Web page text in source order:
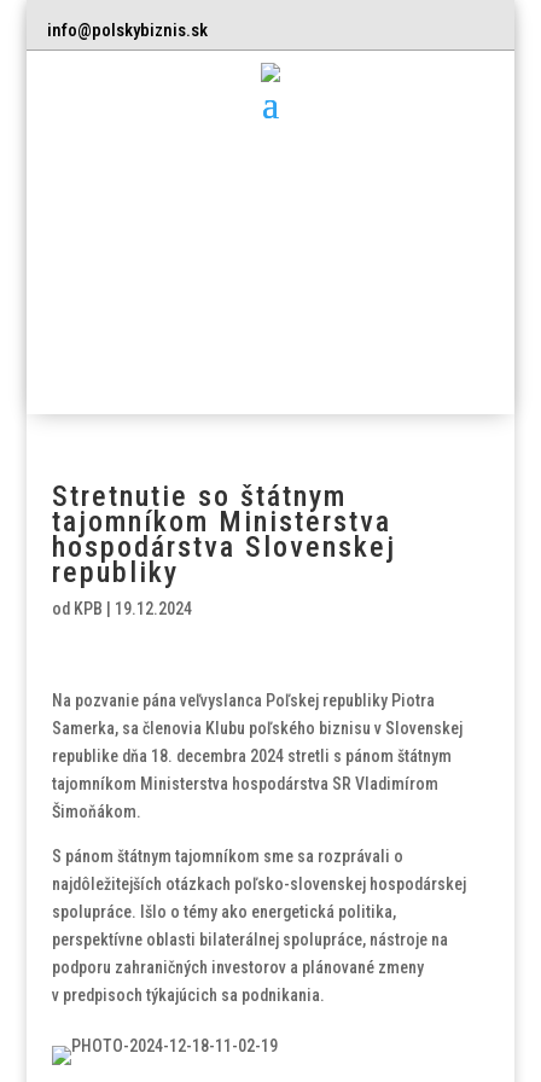
info@polskybiznis.sk
Stretnutie so štátnym
tajomníkom Ministerstva
hospodárstva Slovenskej
republiky
od KPB 19.12.2024
Na pozvanie pána veľvyslanca Poľskej republiky Piotra
Samerka, sa členovia Klubu poľského biznisu v Slovenskej
republike dňa 18. decembra 2024 stretli s pánom štátnym
tajomníkom Ministerstva hospodárstva SR Vladimírom
Šimoňákom.
S pánom štátnym tajomníkom sme sa rozprávali o
najdôležitejších otázkach poľsko-slovenskej hospodárskej
spolupráce. Išlo o témy ako energetická politika,
perspektívne oblasti bilaterálnej spolupráce, nástroje na
podporu zahraničných investorov a plánované zmeny
v predpisoch týkajúcich sa podnikania.